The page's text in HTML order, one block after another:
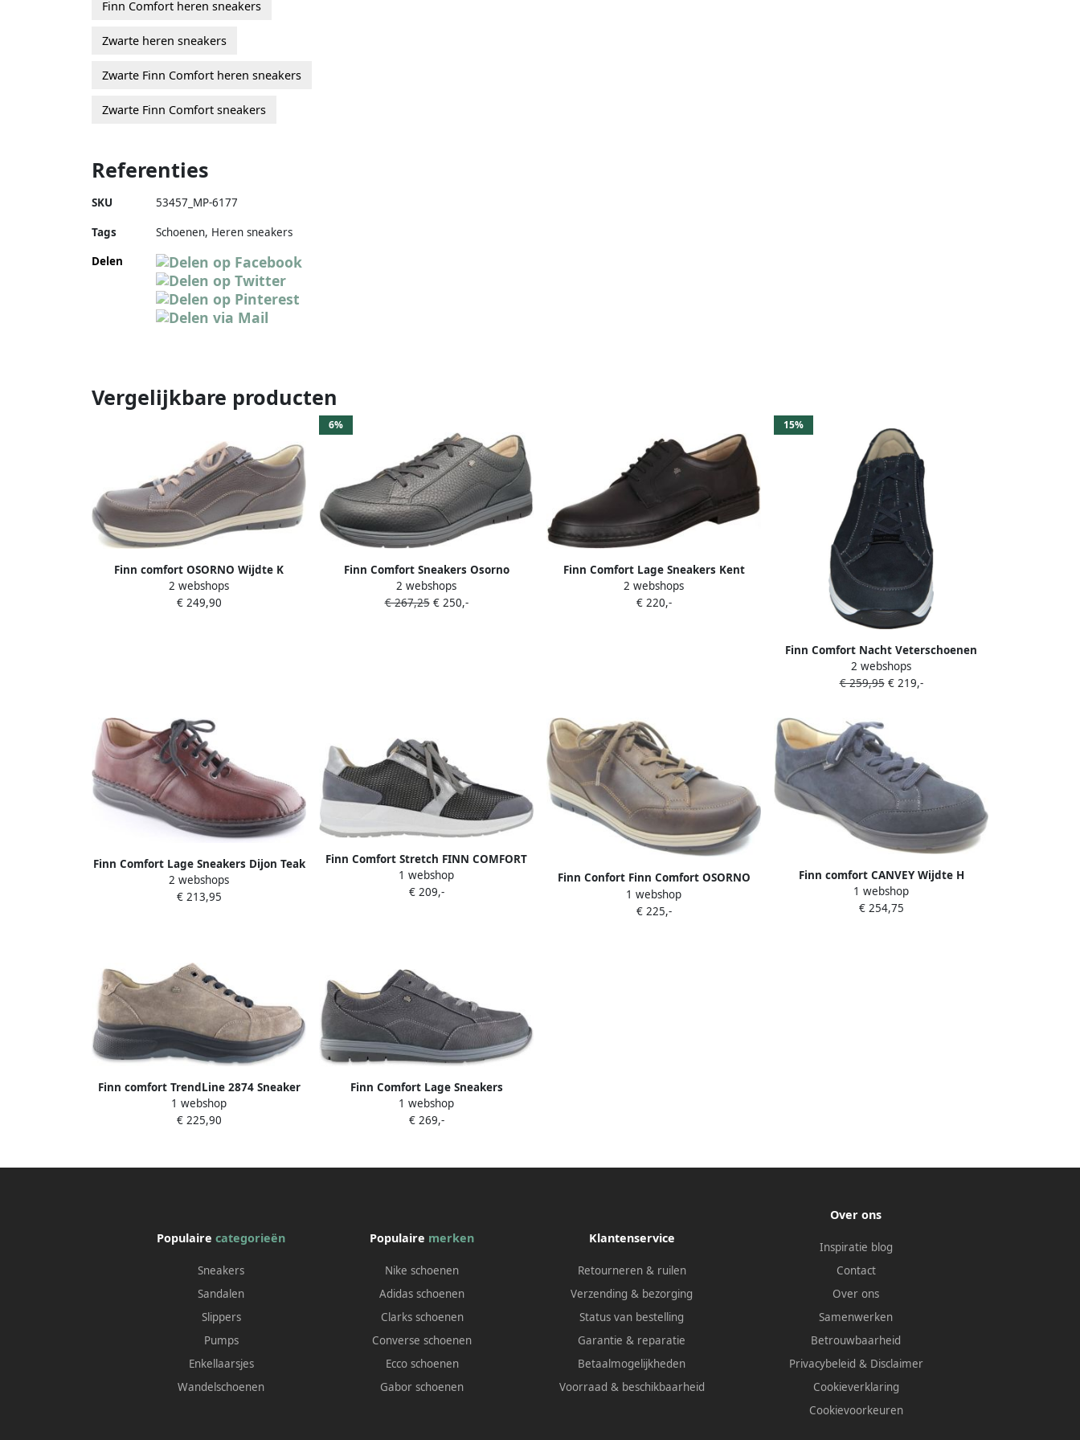
Finn Comfort heren sneakers
Zwarte heren sneakers
Zwarte Finn Comfort heren sneakers
Zwarte Finn Comfort sneakers
Referenties
SKU 53457_MP-6177
Tags
Schoenen, Heren sneakers
Delen
Vergelijkbare producten
Finn comfort OSORNO Wijdte K
2 webshops
€ 249,90
6%
Finn Comfort Sneakers Osorno
2 webshops
€ 267,25€ 250,-
Finn Comfort Lage Sneakers Kent
Trento
2 webshops
€ 220,-
15%
Finn Comfort Nacht Veterschoenen
voor heren
2 webshops
€ 259,95€ 219,-
Finn Comfort Lage Sneakers Dijon Teak
Idaho
2 webshops
€ 213,95
Finn Comfort Stretch FINN COMFORT
sneaker Mori leder nylon stretch Grey
Silber 1 3 )
1 webshop
€ 209,-
Finn Confort Finn Comfort OSORNO
Bruin Wijdte K
1 webshop
€ 225,-
Finn comfort CANVEY Wijdte H
1 webshop
€ 254,75
Finn comfort TrendLine 2874 Sneaker
Nottingham Taupe
1 webshop
€ 225,90
Finn Comfort Lage Sneakers
01402049004
1 webshop
€ 269,-
Populairecategorieën
Sneakers
Sandalen
Slippers
Pumps
Enkellaarsjes
Wandelschoenen
Populaire merken
Nike schoenen
Adidas schoenen
Clarks schoenen
Converse schoenen
Ecco schoenen
Gabor schoenen
Klantenservice
Retourneren & ruilen
Verzending & bezorging
Status van bestelling
Garantie & reparatie
Betaalmogelijkheden
Voorraad & beschikbaarheid
Over ons
Inspiratie blog
Contact
Over ons
Samenwerken
Betrouwbaarheid
Privacybeleid & Disclaimer
Cookieverklaring
Cookievoorkeuren